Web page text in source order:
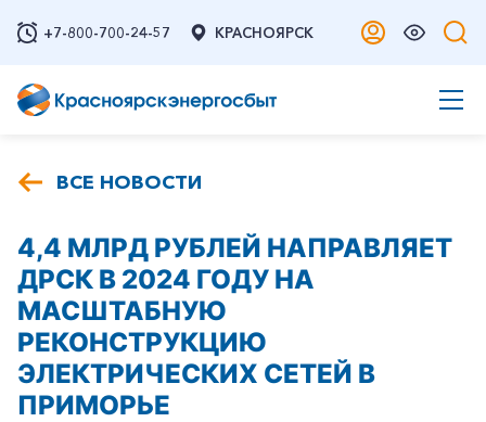
+7-800-700-24-57 КРАСНОЯРСК
ВСЕ НОВОСТИ
4,4 МЛРД РУБЛЕЙ НАПРАВЛЯЕТ
ДРСК В 2024 ГОДУ НА
МАСШТАБНУЮ
РЕКОНСТРУКЦИЮ
ЭЛЕКТРИЧЕСКИХ СЕТЕЙ В
ПРИМОРЬЕ